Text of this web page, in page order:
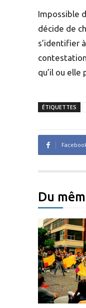
Impossible
décide de
s’identifier
qu’il ou
ÉTIQUETTES
Du